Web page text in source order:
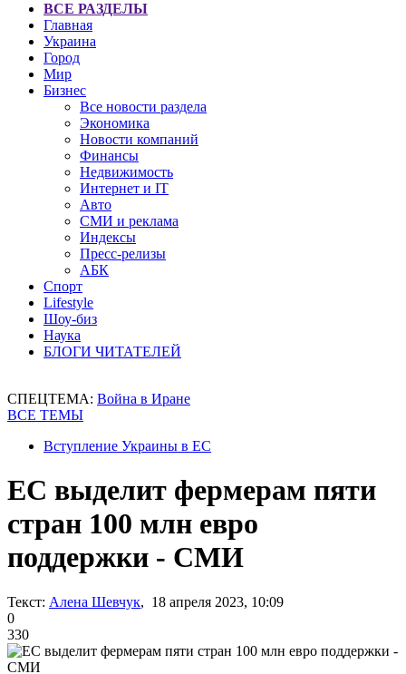
ВСЕ РАЗДЕЛЫ
Главная
Украина
Город
Мир
Бизнес
Все новости раздела
Экономика
Новости компаний
Финансы
Недвижимость
Интернет и IT
Авто
СМИ и реклама
Индексы
Пресс-релизы
АБК
Спорт
Lifestyle
Шоу-биз
Наука
БЛОГИ ЧИТАТЕЛЕЙ
СПЕЦТЕМА: Война в Иране
ВСЕ ТЕМЫ
Вступление Украины в ЕС
ЕС выделит фермерам пяти
стран 100 млн евро
поддержки - СМИ
Текст: Алена Шевчук, 18 апреля 2023, 10:09
0
330